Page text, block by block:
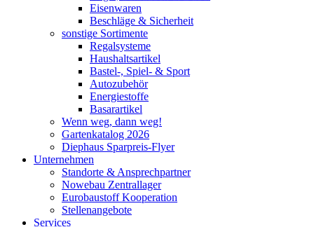
Eisenwaren
Beschläge & Sicherheit
sonstige Sortimente
Regalsysteme
Haushaltsartikel
Bastel-, Spiel- & Sport
Autozubehör
Energiestoffe
Basarartikel
Wenn weg, dann weg!
Gartenkatalog 2026
Diephaus Sparpreis-Flyer
Unternehmen
Standorte & Ansprechpartner
Nowebau Zentrallager
Eurobaustoff Kooperation
Stellenangebote
Services